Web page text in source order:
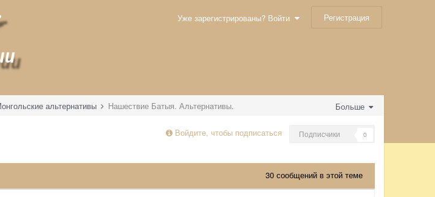
Уже зарегистрированы? Войти Регистрация
Больше
альтернативы Нашествие Батыя. Альтернативы.
Войдите, чтобы подписаться Подписчики 0
30 сообщений в этой теме